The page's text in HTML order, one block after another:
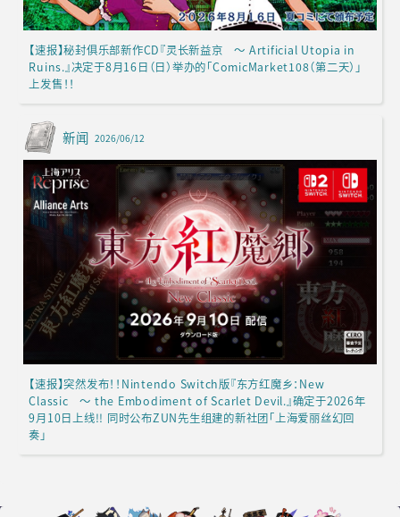
【速报】秘封俱乐部新作CD『灵长新益京 ～ Artificial Utopia in
Ruins.』决定于8月16日（日）举办的「ComicMarket108（第二天）」
上发售！！
新闻 2026/06/12
【速报】突然发布！！Nintendo Switch版『东方红魔乡：New
Classic ～ the Embodiment of Scarlet Devil.』确定于2026年
9月10日上线!! 同时公布ZUN先生组建的新社团「上海爱丽丝幻回
奏」